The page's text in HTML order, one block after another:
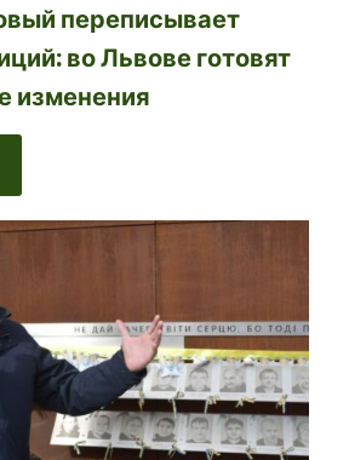
переписывает
во Львове готовят
изменения